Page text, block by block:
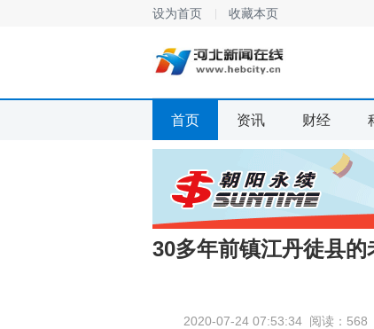
设为首页 收藏本页
首页 资讯 财经
30多年前镇江丹徒县
2020-07-24 07:53:34 阅读：568